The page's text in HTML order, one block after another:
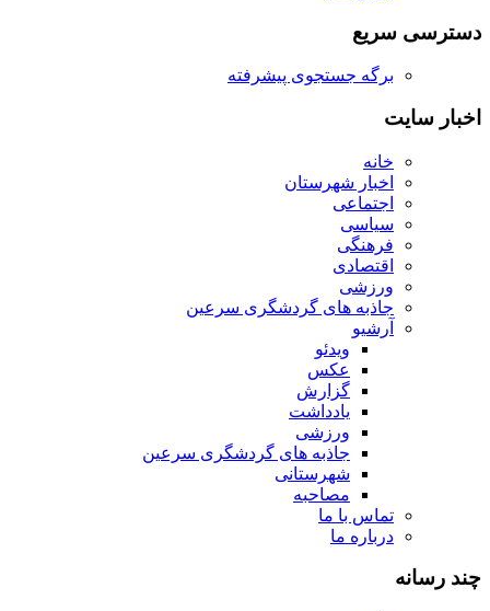
دسترسی سریع
برگه جستجوی پیشرفته
اخبار سایت
خانه
اخبار شهرستان
اجتماعی
سیاسی
فرهنگی
اقتصادی
ورزشی
جاذبه های گردشگری سرعین
آرشیو
ویدئو
عکس
گزارش
یادداشت
ورزشی
جاذبه های گردشگری سرعین
شهرستانی
مصاحبه
تماس با ما
درباره ما
چند رسانه